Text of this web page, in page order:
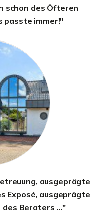
schon des Öfteren
passte immer!"
ausgeprägte
Exposé, ausgeprägte
Beraters ..."